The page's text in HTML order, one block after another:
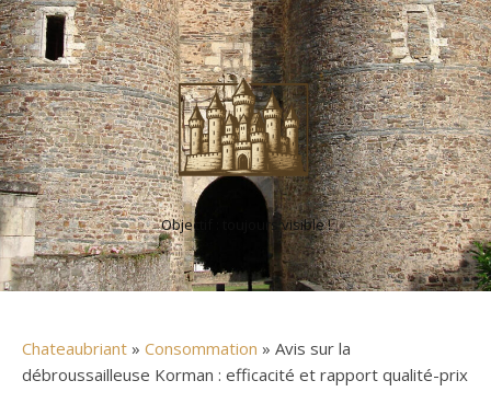
Objectif : toujours visible !
Chateaubriant » Consommation » Avis sur la
débroussailleuse Korman : efficacité et rapport qualité-prix